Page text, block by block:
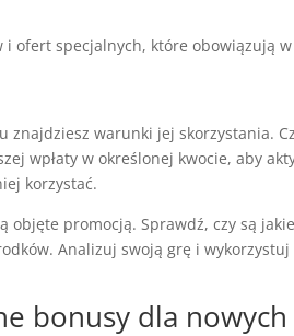
i ofert specjalnych, które obowiązują
warunki jej skorzystania.
wpłaty w określonej kwocie, aby
korzystać.
objęte promocją. Sprawdź, czy są
Analizuj swoją grę i
bonusy dla